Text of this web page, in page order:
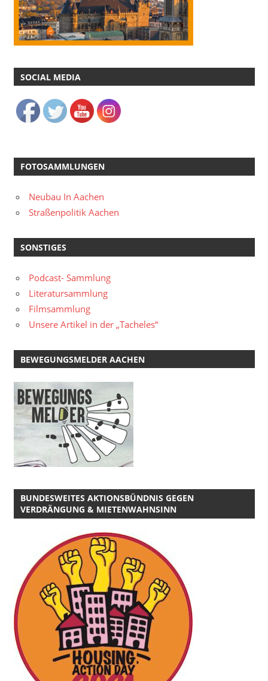
SOCIAL MEDIA
FOTOSAMMLUNGEN
Neubau In Aachen
Straßenpolitik Aachen
SONSTIGES
Podcast- Sammlung
Literatursammlung
Filmsammlung
Unsere Artikel in der „Tacheles“
BEWEGUNGSMELDER AACHEN
BUNDESWEITES AKTIONSBÜNDNIS GEGEN
VERDRÄNGUNG & MIETENWAHNSINN